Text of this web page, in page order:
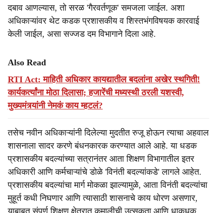
दबाव आणल्यास, तो सरळ 'गैरवर्तणूक' समजला जाईल. अशा
अधिकाऱ्यांवर थेट कडक प्रशासकीय व शिस्तभंगविषयक कारवाई
केली जाईल, असा सज्जड दम विभागाने दिला आहे.
Also Read
RTI Act: माहिती अधिकार कायद्यातील बदलांना अखेर स्थगिती!
कार्यकर्त्यांना मोठा दिलासा; हजारेंची मध्यस्थी ठरली यशस्वी,
मुख्यमंत्र्यांनी नेमकं काय म्हटलं?
तसेच नवीन अधिकाऱ्यांनी दिलेल्या मुदतीत रुजू होऊन त्याचा अहवाल
शासनाला सादर करणे बंधनकारक करण्यात आले आहे. या धडक
प्रशासकीय बदल्यांच्या सत्रानंतर आता शिक्षण विभागातील इतर
अधिकारी आणि कर्मचाऱ्यांचे डोळे 'विनंती बदल्यांकडे' लागले आहेत.
प्रशासकीय बदल्यांचा मार्ग मोकळा झाल्यामुळे, आता विनंती बदल्यांचा
मुहूर्त कधी निघणार आणि त्यासाठी शासनाचे काय धोरण असणार,
याबाबत संपूर्ण शिक्षण क्षेत्रात कमालीची उत्सुकता आणि धाकधूक